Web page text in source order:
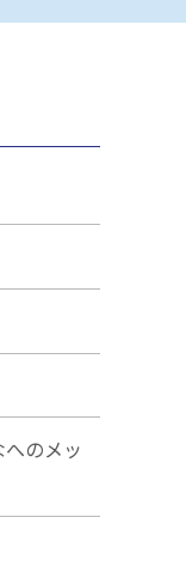
へのメッ